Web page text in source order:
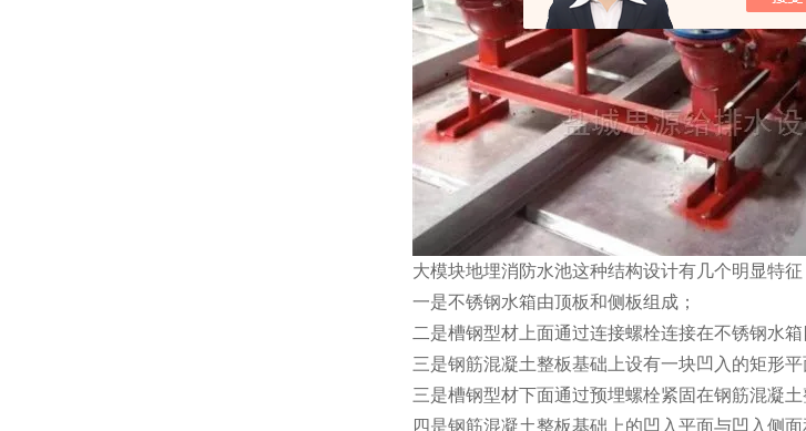
大模块地埋消防水池这种结构设计有几个明显特征
一是不锈钢水箱由顶板和侧板组成；
二是槽钢型材上面通过连接螺栓连接在不锈钢水
三是钢筋混凝土整板基础上设有一块凹入的矩形
三是槽钢型材下面通过预埋螺栓紧固在钢筋混凝
四是钢筋混凝土整板基础上的凹入平面与凹入侧